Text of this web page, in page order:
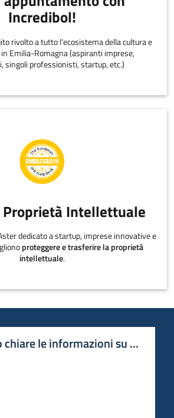
Incredibol!
rivolto a tutto l'ecosistema della cultura e
Emilia-Romagna (aspiranti imprese,
singoli professionisti, startup, etc.)
Intellettuale
dedicato a startup, imprese innovative e
proteggere e trasferire la proprietà
intellettuale.
chiare le informazioni su questa